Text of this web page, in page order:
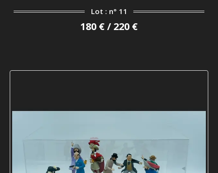
Lot : n° 11
180 € / 220 €